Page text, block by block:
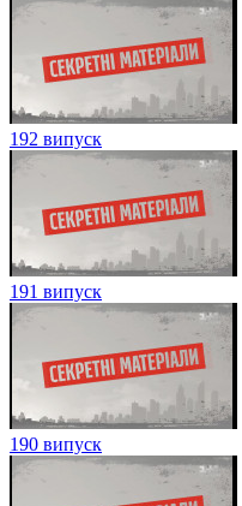
192 випуск
191 випуск
190 випуск